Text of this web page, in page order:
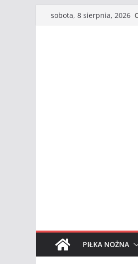
Przejdźsobota, 8 sierpnia, 2026
PIŁKA NOŻNA